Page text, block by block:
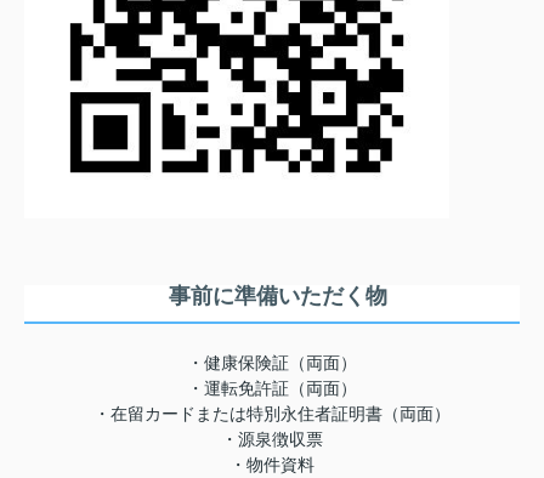
事前に準備いただく物
・健康保険証（両面）
・運転免許証（両面）
・在留カードまたは特別永住者証明書（両面）
・源泉徴収票
・物件資料